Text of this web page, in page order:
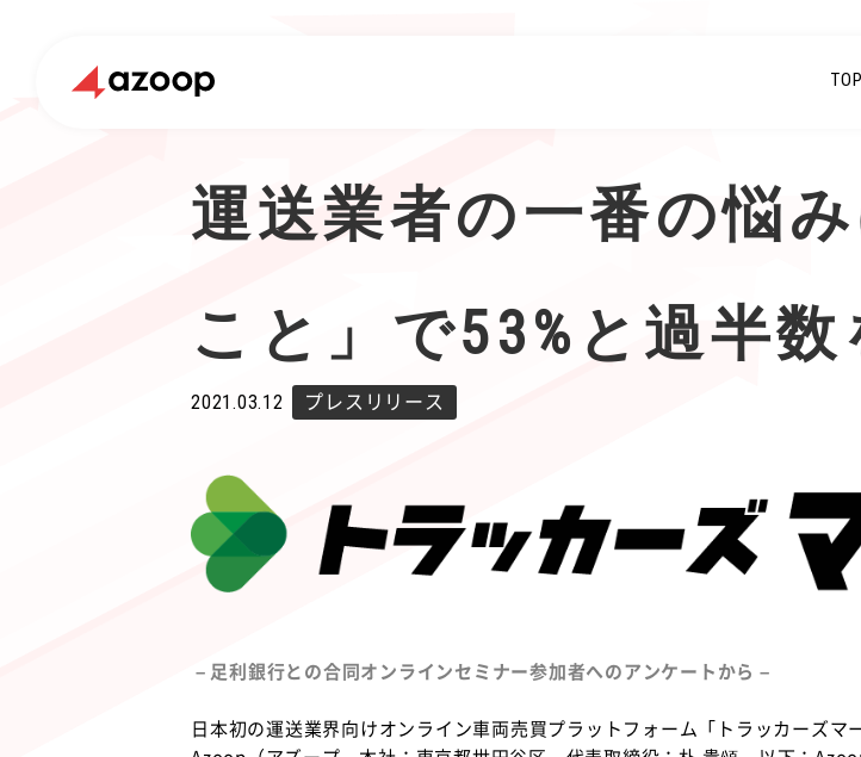
TOP
運送業者の一番の悩
こと」で53%と過半数
2021.03.12 プレスリリース
– 足利銀行との合同オンラインセミナー参加者へのアンケートから –
日本初の運送業界向けオンライン車両売買プラットフォーム「トラッカーズマ